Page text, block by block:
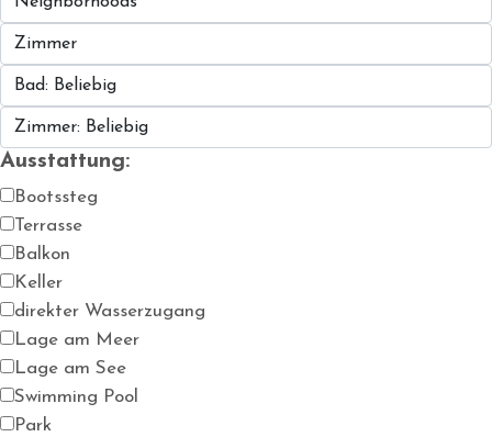
Ausstattung:
Bootssteg
Terrasse
Balkon
Keller
direkter Wasserzugang
Lage am Meer
Lage am See
Swimming Pool
Park